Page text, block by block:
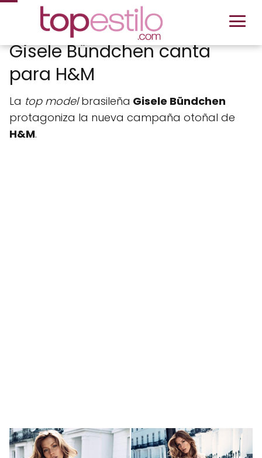
Gisele Bündchen canta
para H&M
La top modelbrasileña Gisele Bündchen
protagoniza la nueva campaña otoñal de
H&M.